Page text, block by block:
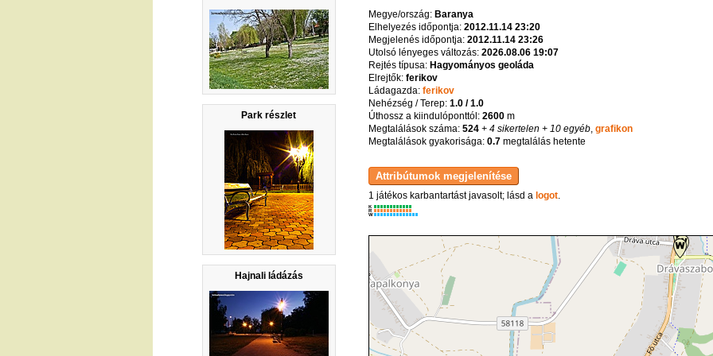
Park részlet
Hajnali ládázás
Megye/ország: Baranya
Elhelyezés időpontja: 2012.11.14 23:20
Megjelenés időpontja: 2012.11.14 23:26
Utolsó lényeges változás: 2026.08.06 19:07
Rejtés típusa: Hagyományos geoláda
Elrejtők: ferikov
Ládagazda: ferikov
Nehézség / Terep: 1.0 / 1.0
Úthossz a kiindulóponttól: 2600m
Megtalálások száma: 524+ 4 sikertelen + 10 egyéb, grafikon
Megtalálások gyakorisága: 0.7megtalálás hetente
1 játékos karbantartást javasolt; lásd a logot.
K
R
W